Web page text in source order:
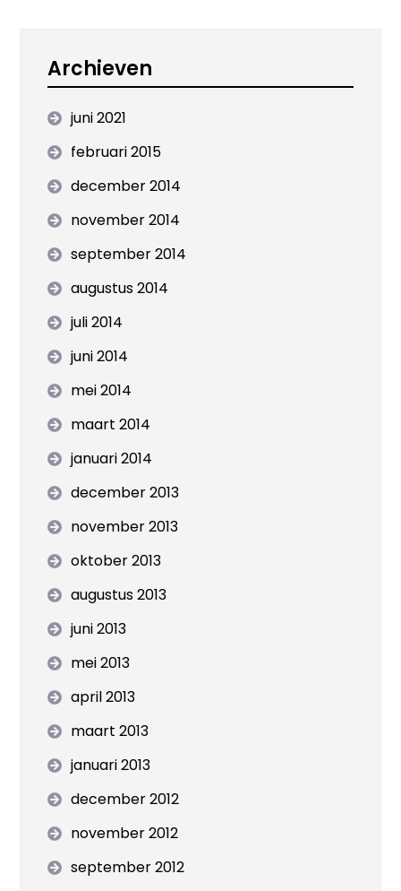
Archieven
juni 2021
februari 2015
december 2014
november 2014
september 2014
augustus 2014
juli 2014
juni 2014
mei 2014
maart 2014
januari 2014
december 2013
november 2013
oktober 2013
augustus 2013
juni 2013
mei 2013
april 2013
maart 2013
januari 2013
december 2012
november 2012
september 2012